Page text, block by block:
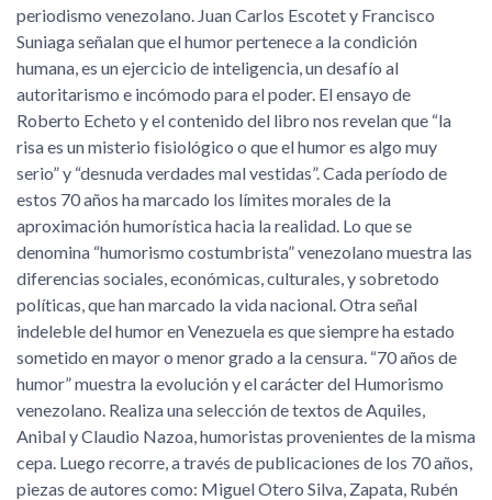
periodismo venezolano. Juan Carlos Escotet y Francisco
Suniaga señalan que el humor pertenece a la condición
humana, es un ejercicio de inteligencia, un desafío al
autoritarismo e incómodo para el poder. El ensayo de
Roberto Echeto y el contenido del libro nos revelan que la
risa es un misterio fisiológico o que el humor es algo muy
serio y desnuda verdades mal vestidas . Cada período de
estos 70 años ha marcado los límites morales de la
aproximación humorística hacia la realidad. Lo que se
denomina humorismo costumbrista venezolano muestra las
diferencias sociales, económicas, culturales, y sobretodo
políticas, que han marcado la vida nacional. Otra señal
indeleble del humor en Venezuela es que siempre ha estado
sometido en mayor o menor grado a la censura.
70 años de
humor muestra la evolución y el carácter del Humorismo
venezolano. Realiza una selección de textos de Aquiles,
Anibal y Claudio Nazoa, humoristas provenientes de la misma
cepa. Luego recorre, a través de publicaciones de los 70 años,
piezas de autores como: Miguel Otero Silva, Zapata, Rubén